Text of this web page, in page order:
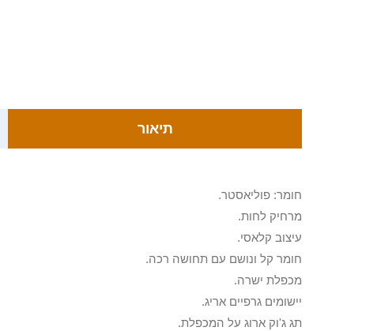
תיאור
חומר: פוליאסטר.
מרחיק לחות.
עיצוב קלאסי.
חומר קל ונושם עם תחושה רכה.
מכפלת ישרה.
יישומים גרפיים אריג.
תג ג'וק ארוג על המכפלת.